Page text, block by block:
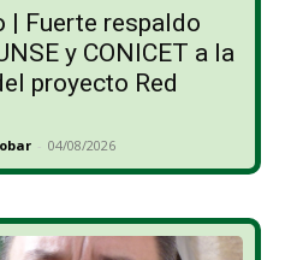
| Fuerte respaldo
y CONICET a la
proyecto Red
- 04/08/2026